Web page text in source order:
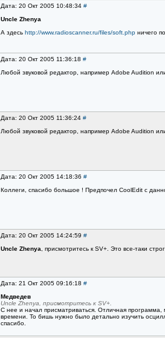
Дата: 20 Окт 2005 10:48:34 #
Uncle Zhenya
А здесь http://www.radioscanner.ru/files/soft.php ничего
Дата: 20 Окт 2005 11:36:18 #
Любой звуковой редактор, например Adobe Audition
Дата: 20 Окт 2005 11:36:24 #
Любой звуковой редактор, например Adobe Audition
Дата: 20 Окт 2005 14:18:36 #
Коллеги, спасибо большое ! Предпочел CoolEdit с
Дата: 20 Окт 2005 14:24:59 #
Uncle Zhenya , присмотритесь к SV+. Это все-таки
Дата: 21 Окт 2005 09:16:18 #
Медведев
Uncle Zhenya, присмотритесь к SV+.
С нее и начал присматриваться. Отличная
времени. То бишь нужно было детально изучить
спасибо.